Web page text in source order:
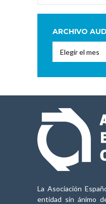
ARCHIVO
Audiovisual
La Asociación
entidad sin ánimo